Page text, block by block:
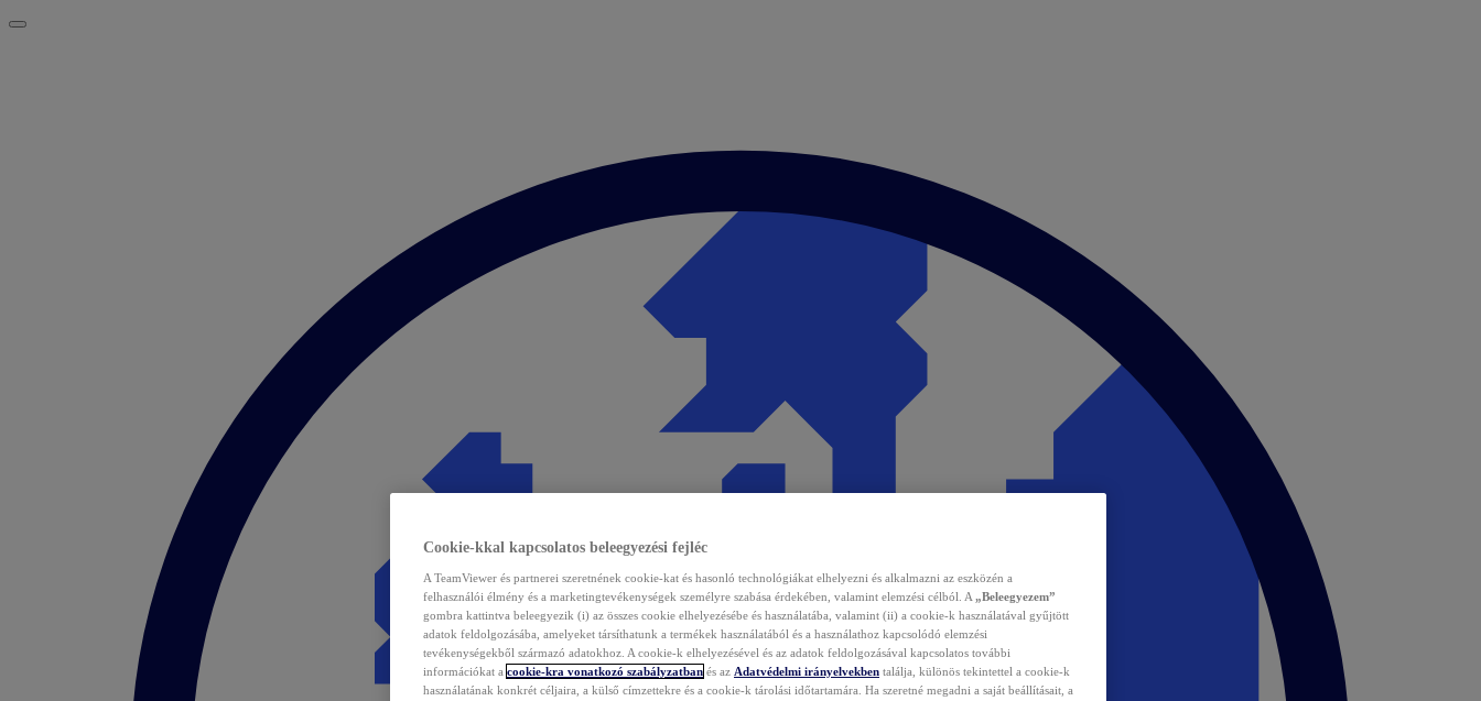
Cookie-kkal kapcsolatos beleegyezési fejléc
A TeamViewer és partnerei szeretnének cookie-kat és hasonló technológiákat elhelyezni és alkalmazni az eszközén a
felhasználói élmény és a marketingtevékenységek személyre szabása érdekében, valamint elemzési célból. A „Beleegyezem”
gombra kattintva beleegyezik (i) az összes cookie elhelyezésébe és használatába, valamint (ii) a cookie-k használatával gyűjtött
adatok feldolgozásába, amelyeket társíthatunk a termékek használatából és a használathoz kapcsolódó elemzési
tevékenységekből származó adatokhoz. A cookie-k elhelyezésével és az adatok feldolgozásával kapcsolatos további
információkat a cookie-kra vonatkozó szabályzatban és az Adatvédelmi irányelvekben találja, különös tekintettel a cookie-k
használatának konkrét céljaira, a külső címzettekre és a cookie-k tárolási időtartamára. Ha szeretné megadni a saját beállításait, a